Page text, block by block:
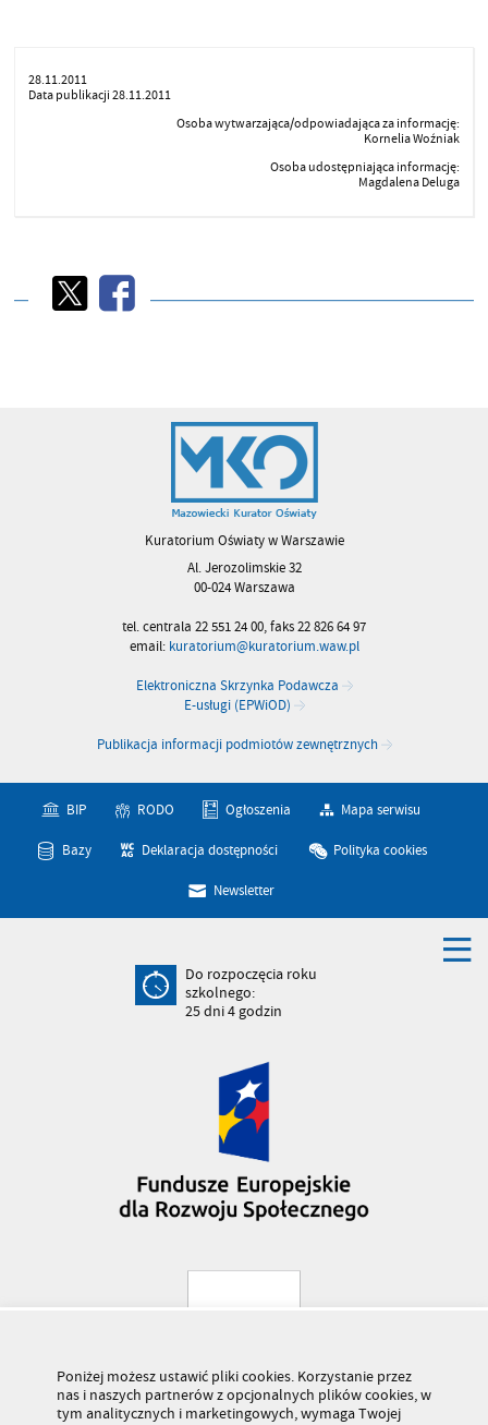
28.11.2011
Data publikacji 28.11.2011
Osoba wytwarzająca/odpowiadająca za informację:
Kornelia Woźniak
Osoba udostępniająca informację:
Magdalena Deluga
Kuratorium Oświaty w Warszawie
Al. Jerozolimskie 32
00-024 Warszawa
tel. centrala 22 551 24 00, faks 22 826 64 97
email: kuratorium@kuratorium.waw.pl
Elektroniczna Skrzynka Podawcza
E-usługi (EPWiOD)
Publikacja informacji podmiotów zewnętrznych
BIP RODO Ogłoszenia Mapa serwisu
Bazy Deklaracja dostępności Polityka cookies
Newsletter
Do rozpoczęcia roku
szkolnego:
25dni4godzin
Poniżej możesz ustawić pliki cookies. Korzystanie przez
nas i naszych partnerów z opcjonalnych plików cookies, w
tym analitycznych i marketingowych, wymaga Twojej